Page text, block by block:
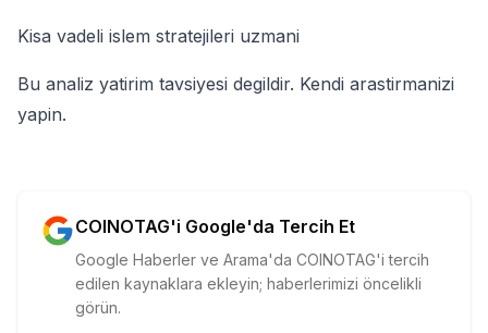
Kisa vadeli islem stratejileri uzmani
Bu analiz yatirim tavsiyesi degildir. Kendi arastirmanizi
yapin.
COINOTAG'i Google'da Tercih Et
Google Haberler ve Arama'da COINOTAG'i tercih
edilen kaynaklara ekleyin; haberlerimizi öncelikli
görün.